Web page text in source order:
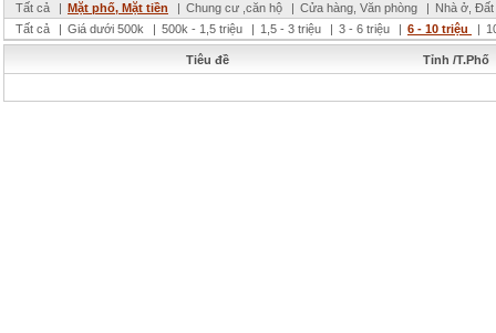
Tất cả
| Mặt phố, Mặt tiền | Chung cư ,căn hộ | Cửa hàng, Văn phòng | Nhà ở,
Tất cả
| Giá dưới 500k | 500k - 1,5 triệu | 1,5 - 3 triệu | 3 - 6 triệu | 6 - 10 triệu |
Tiêu đề Tỉnh /T.Phố